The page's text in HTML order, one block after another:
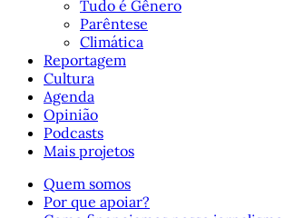
Tudo é Gênero
Parêntese
Climática
Reportagem
Cultura
Agenda
Opinião
Podcasts
Mais projetos
Quem somos
Por que apoiar?